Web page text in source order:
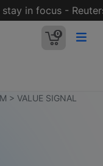
in focus - Reuters
0
> VALUE SIGNAL